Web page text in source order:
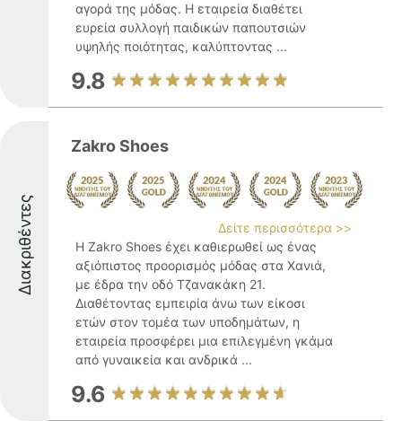
αγορά της μόδας. Η εταιρεία διαθέτει
ευρεία συλλογή παιδικών παπουτσιών
υψηλής ποιότητας, καλύπτοντας ...
9.8
Διακριθέντες
Zakro Shoes
Δείτε περισσότερα >>
Η Zakro Shoes έχει καθιερωθεί ως ένας
αξιόπιστος προορισμός μόδας στα Χανιά,
με έδρα την οδό Τζανακάκη 21.
Διαθέτοντας εμπειρία άνω των είκοσι
ετών στον τομέα των υποδημάτων, η
εταιρεία προσφέρει μια επιλεγμένη γκάμα
από γυναικεία και ανδρικά ...
9.6